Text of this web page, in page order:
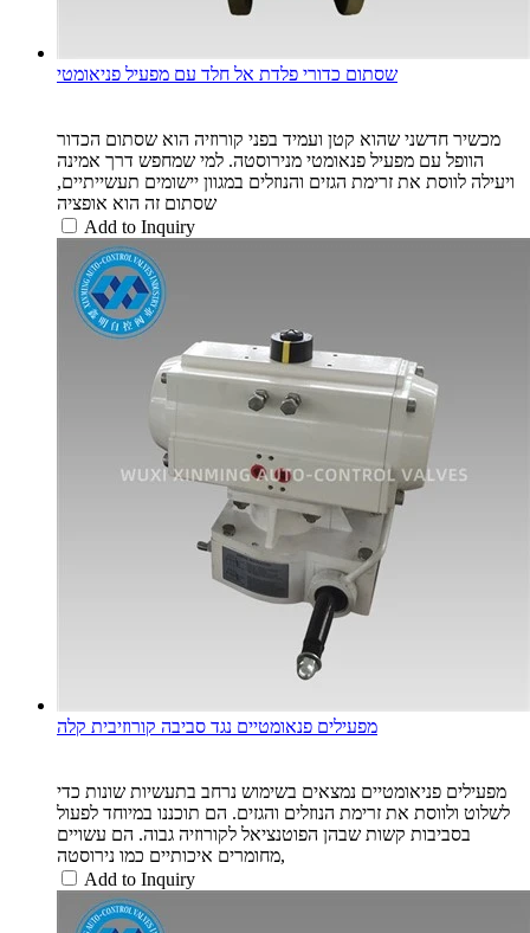
שסתום כדורי פלדת אל חלד עם מפעיל פניאומטי
מכשיר חדשני שהוא קטן ועמיד בפני קורוזיה הוא שסתום הכדור
הוופל עם מפעיל פנאומטי מנירוסטה. למי שמחפש דרך אמינה
ויעילה לווסת את זרימת הגזים והנוזלים במגוון יישומים תעשייתיים,
שסתום זה הוא אופציה
Add to Inquiry
מפעילים פנאומטיים נגד סביבה קורוזיבית קלה
מפעילים פניאומטיים נמצאים בשימוש נרחב בתעשיות שונות כדי
לשלוט ולווסת את זרימת הנוזלים והגזים. הם תוכננו במיוחד לפעול
בסביבות קשות שבהן הפוטנציאל לקורוזיה גבוה. הם עשויים
מחומרים איכותיים כמו נירוסטה,
Add to Inquiry